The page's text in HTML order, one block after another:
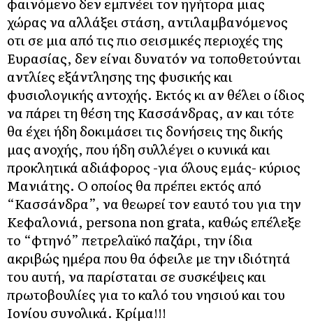
χώρας να αλλάξει στάση, αντιλαμβανόμενος
οτι σε μια από τις πιο σεισμικές περιοχές της
Ευρασίας, δεν είναι δυνατόν να τοποθετούνται
αντλίες εξάντλησης της φυσικής και
φυσιολογικής αντοχής. Εκτός κι αν θέλει ο ίδιος
να πάρει τη θέση της Κασσάνδρας, αν και τότε
θα έχει ήδη δοκιμάσει τις δονήσεις της δικής
μας ανοχής, που ήδη συλλέγει ο κυνικά και
προκλητικά αδιάφορος -για όλους εμάς- κύριος
Μανιάτης. Ο οποίος θα πρέπει εκτός από
“Κασσάνδρα”, να θεωρεί τον εαυτό του για την
Κεφαλονιά, persona non grata, καθώς επέλεξε
το “φτηνό” πετρελαϊκό παζάρι, την ίδια
ακριβώς ημέρα που θα όφειλε με την ιδιότητά
του αυτή, να παρίσταται σε συσκέψεις και
πρωτοβουλίες για το καλό του νησιού και του
Ιονίου συνολικά. Κρίμα!!!